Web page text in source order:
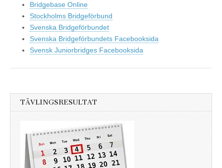
Bridgebase Online
Stockholms Bridgeförbund
Svenska Bridgeförbundet
Svenska Bridgeförbundets Facebooksida
Svensk Juniorbridges Facebooksida
TÄVLINGSRESULTAT